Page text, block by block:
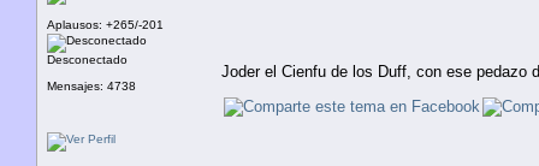
Aplausos: +265/-201
Desconectado
Mensajes: 4738
Joder el Cienfu de los Duff, con ese pedazo